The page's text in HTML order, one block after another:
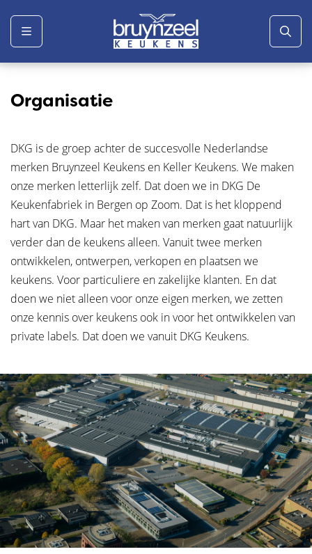
Menu
Organisatie
DKG is de groep achter de succesvolle Nederlandse
merken Bruynzeel Keukens en Keller Keukens. We maken
onze merken letterlijk zelf. Dat doen we in DKG De
Keukenfabriek in Bergen op Zoom. Dat is het kloppend
hart van DKG. Maar het maken van merken gaat natuurlijk
verder dan de keukens alleen. Vanuit twee merken
ontwikkelen, ontwerpen, verkopen en plaatsen we
keukens. Voor particuliere en zakelijke klanten. En dat
doen we niet alleen voor onze eigen merken, we zetten
onze kennis over keukens ook in voor het ontwikkelen van
private labels. Dat doen we vanuit DKG Keukens.